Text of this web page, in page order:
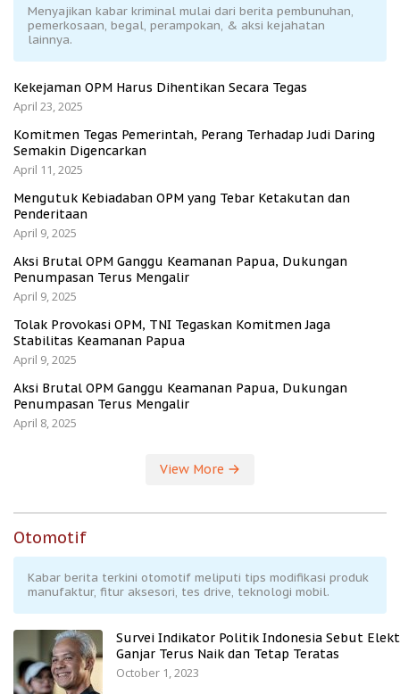
Menyajikan kabar kriminal mulai dari berita pembunuhan,
pemerkosaan, begal, perampokan, & aksi kejahatan
lainnya.
Kekejaman OPM Harus Dihentikan Secara Tegas
April 23, 2025
Komitmen Tegas Pemerintah, Perang Terhadap Judi Daring
Semakin Digencarkan
April 11, 2025
Mengutuk Kebiadaban OPM yang Tebar Ketakutan dan
Penderitaan
April 9, 2025
Aksi Brutal OPM Ganggu Keamanan Papua, Dukungan
Penumpasan Terus Mengalir
April 9, 2025
Tolak Provokasi OPM, TNI Tegaskan Komitmen Jaga
Stabilitas Keamanan Papua
April 9, 2025
Aksi Brutal OPM Ganggu Keamanan Papua, Dukungan
Penumpasan Terus Mengalir
April 8, 2025
View More
Otomotif
Kabar berita terkini otomotif meliputi tips modifikasi produk
manufaktur, fitur aksesori, tes drive, teknologi mobil.
Survei Indikator Politik Indonesia Sebut
Ganjar Terus Naik dan Tetap Teratas
October 1, 2023